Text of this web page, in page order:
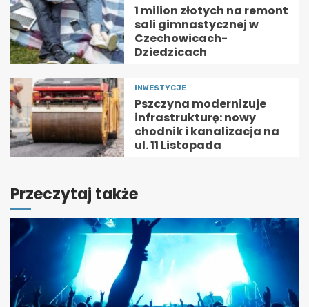
1 milion złotych na remont
sali gimnastycznej w
Czechowicach-
Dziedzicach
INWESTYCJE
Pszczyna modernizuje
infrastrukturę: nowy
chodnik i kanalizacja na
ul. 11 Listopada
Przeczytaj także